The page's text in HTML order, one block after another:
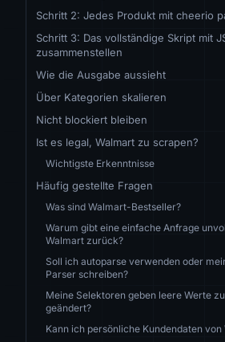
Schritt 2: Jedes Produkt mit cheerio
Schritt 3: Das vollständige Skript mit
zusammenstellen
Wie die Ausgabe aussieht
Über Kategorien skalieren
Nicht blockiert bleiben
Ist es legal, Walmart zu scrapen?
Wichtigste Erkenntnisse
Häufig gestellte Fragen
Was sind Walmart-Bestseller?
Warum gibt eine einfache Anfrage
Walmart zurück?
Soll ich autoparse verwenden oder
Parser schreiben?
Meine Selektoren geben leere Werte
geändert?
Kann ich persönliche Kundendaten